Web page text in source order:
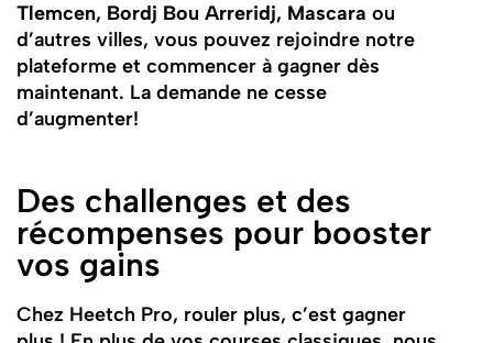
Tlemcen, Bordj Bou Arreridj, Mascara ou
d’autres villes, vous pouvez rejoindre notre
plateforme et commencer à gagner dès
maintenant. La demande ne cesse
d’augmenter!
Des challenges et des
récompenses pour booster
vos gains
Chez Heetch Pro, rouler plus, c’est gagner